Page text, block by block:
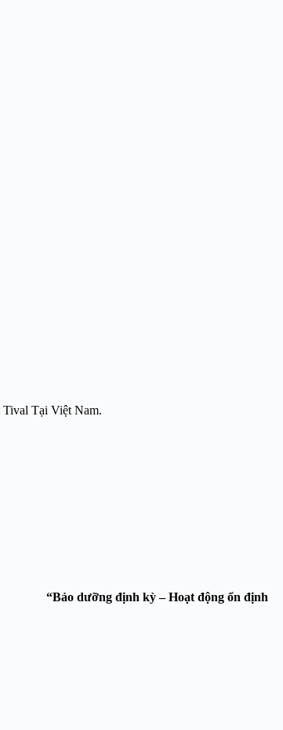
Tival Tại Việt Nam.
“Bảo dưỡng định kỳ – Hoạt động ổn định